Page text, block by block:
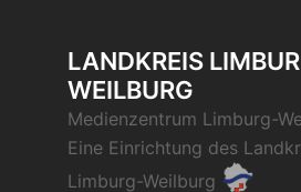
LANDKREIS
WEILBURG
Medienzentrum Limburg-
Eine Einrichtung des
Limburg-Weilburg